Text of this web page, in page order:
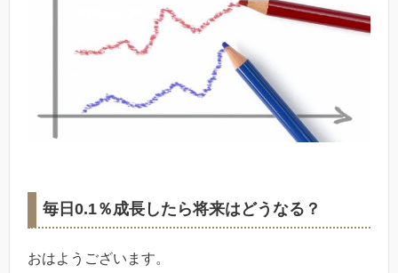
毎日0.1％成長したら将来はどうなる？
おはようございます。